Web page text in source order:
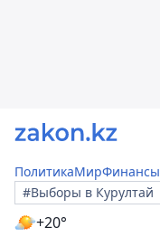
ПолитикаМирФинансы
#Выборы в Курултай
+20°